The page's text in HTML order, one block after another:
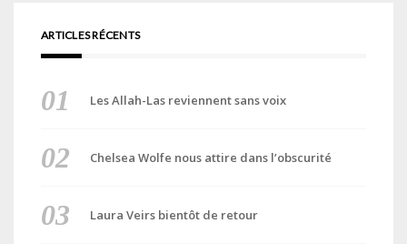
ARTICLES RÉCENTS
Les Allah-Las reviennent sans voix
Chelsea Wolfe nous attire dans l’obscurité
Laura Veirs bientôt de retour